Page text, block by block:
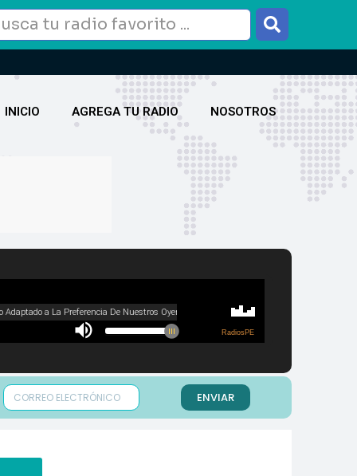
INICIO AGREGA TU RADIO NOSOTROS
ENVIAR